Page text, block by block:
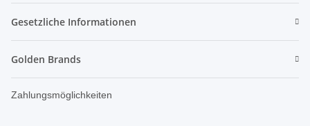
Gesetzliche Informationen
Golden Brands
Zahlungsmöglichkeiten